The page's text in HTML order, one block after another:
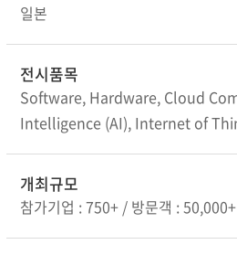
일본
전시품목
Software, Hardware, Cloud
Intelligence (AI), Internet of
개최규모
참가기업 : 750+ / 방문객 : 50,000+